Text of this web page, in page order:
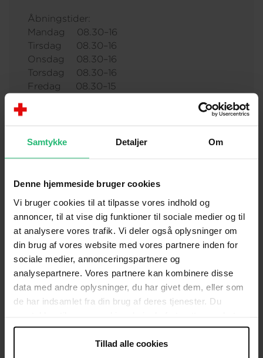
Samtykke Detaljer Om
Denne hjemmeside bruger cookies
Vi bruger cookies til at tilpasse vores indhold og
annoncer, til at vise dig funktioner til sociale medier og til
at analysere vores trafik. Vi deler også oplysninger om
din brug af vores website med vores partnere inden for
sociale medier, annonceringspartnere og
analysepartnere. Vores partnere kan kombinere disse
data med andre oplysninger, du har givet dem, eller som
de har indsamlet fra din brug af deres tjenester. Du
anvende vores hjemmeside.
Tillad alle cookies
Åbningstider:
Mandag 08.30–16
Tirsdag 08.30–16
Onsdag 08.30–16
Torsdag 08.30–16
Fredag 08.30–15
Har du spørgsmål om asylområdet eller brug for
at kontakte Røde Kors' asylafdeling?
Vil du i kontakt med Ungdommens Røde Kors?
Har du brug for generel hjælp eller vejledning i
en svær situation?
Har du en pressehenvendelse og skal i kontakt
med vores presseteam?